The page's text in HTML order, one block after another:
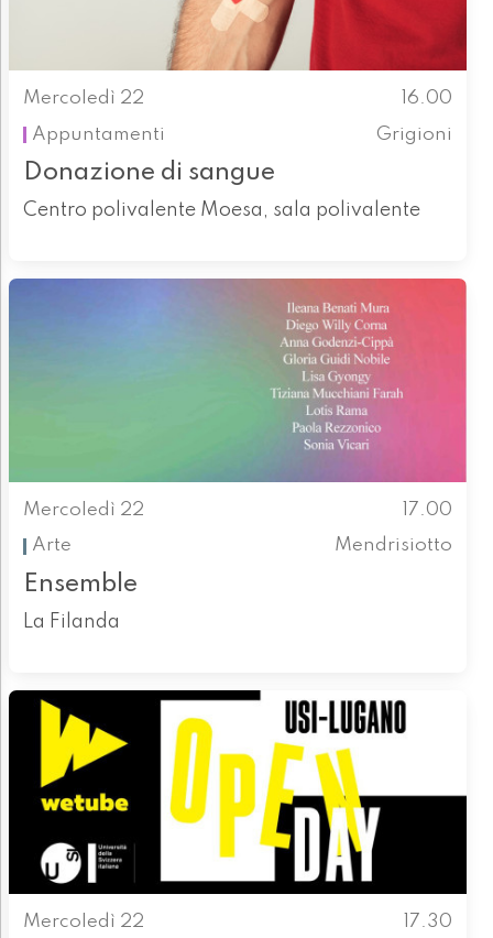
Mercoledì 22
16.00
Appuntamenti
Grigioni
Donazione di sangue
Centro polivalente Moesa, sala polivalente
Mercoledì 22
17.00
Arte
Mendrisiotto
Ensemble
La Filanda
Mercoledì 22 17.30